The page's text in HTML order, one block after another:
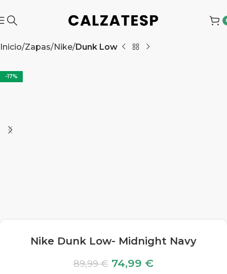
Inicio Zapas Nike Dunk Low
-17%
Nike Dunk Low- Midnight Navy
89,99€ 74,99 €